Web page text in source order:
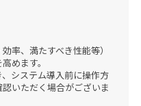
率、満たすべき性能等）
めます。
システム導入前に操作方
いただく場合がございま